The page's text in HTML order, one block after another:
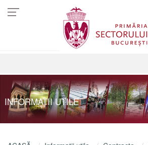
INFORMAŢII UTILE